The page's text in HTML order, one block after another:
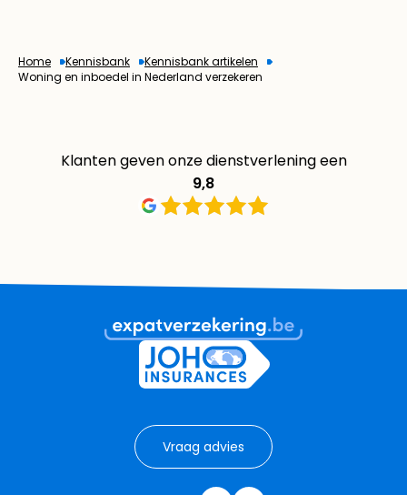
Home Kennisbank
Kennisbank artikelen
Woning en inboedel in Nederland verzekeren
Klanten geven onze dienstverlening een
9,8
Vraag advies